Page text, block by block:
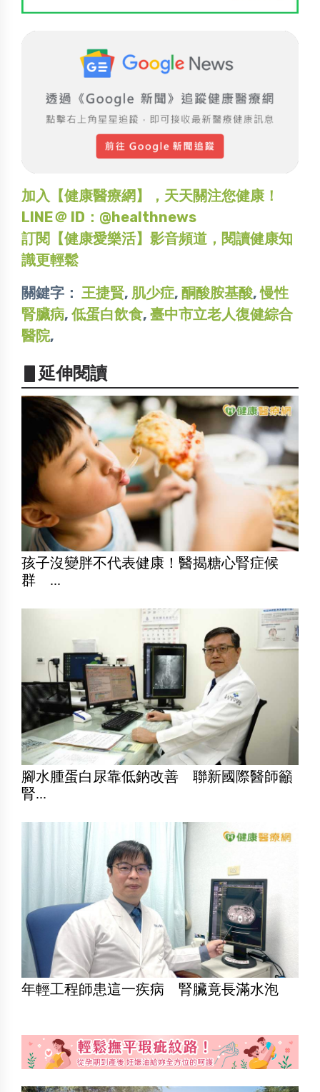
加入【健康醫療網】，天天關注您健康！
LINE＠ ID：@healthnews
訂閱【健康愛樂活】影音頻道，閱讀健康知
識更輕鬆
關鍵字： 王捷賢, 肌少症, 酮酸胺基酸,慢性
腎臟病, 低蛋白飲食, 臺中市立老人復健綜合
醫院,
▋延伸閱讀
孩子沒變胖不代表健康！醫揭糖心腎症候
群 ...
腳水腫蛋白尿靠低鈉改善 聯新國際醫師籲
腎...
年輕工程師患這一疾病 腎臟竟長滿水泡